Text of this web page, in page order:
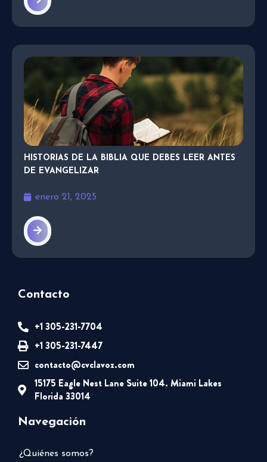
HISTORIAS DE LA BIBLIA QUE DEBES LEER ANTES
DE EVANGELIZAR
enero 21, 2025
Contacto
+1 305-231-7704
+1 305-231-7447
contacto@cvclavoz.com
15175 Eagle Nest Lane Suite 104. Miami Lakes
Florida 33014
Navegación
¿Quiénes somos?